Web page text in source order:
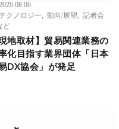
テクノロジー
動向/展望
記者会
ど
現地取材】貿易関連業務の
化目指す業界団体「日本
DX協会」が発足